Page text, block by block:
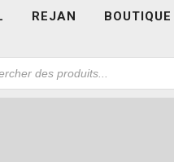
REJAN BOUTIQUE